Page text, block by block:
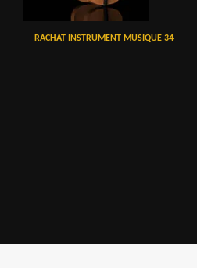
RACHAT INSTRUMENT MUSIQUE 34